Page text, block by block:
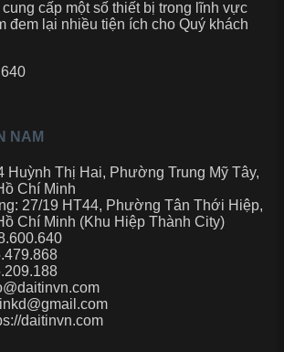
cấp một số thiết bị trong lĩnh vực
đem lại nhiều tiện ích cho Quý khách
NAM
Huỳnh Thị Hai, Phường Trung Mỹ Tây,
Chí Minh
27/19 HT44, Phường Tân Thới Hiệp,
Chí Minh (Khu Hiệp Thành City)
daitinvn.com